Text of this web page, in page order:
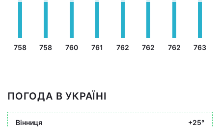
758 758 760 761 762 762 762 763
ПОГОДА В УКРАЇНІ
Вінниця +25°